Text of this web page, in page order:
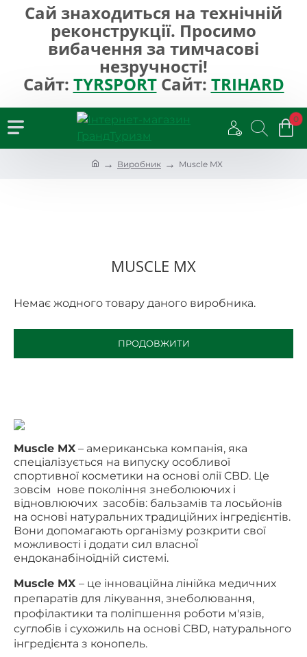
Сай знаходиться на технічній
реконструкції. Просимо
вибачення за тимчасові
незручності!
Сайт: TYRSPORTСайт: TRIHARD
0
Виробник Muscle MX
MUSCLE MX
Немає жодного товару даного виробника.
ПРОДОВЖИТИ
Muscle MX – американська компанія, яка
спеціалізується на випуску особливої
спортивної косметики на основі олії CBD. Це
зовсім нове покоління знеболюючих і
відновлюючих засобів: бальзамів та лосьйонів
на основі натуральних традиційних інгредієнтів.
Вони допомагають організму розкрити свої
можливості і додати сил власної̈
ендоканабіноїдній системі.
Muscle MX – це інноваційна лінійка медичних
препаратів для лікування, знеболювання,
профілактики та поліпшення роботи м'язів,
суглобів і сухожиль на основі CBD, натурального
інгредієнта з конопель.